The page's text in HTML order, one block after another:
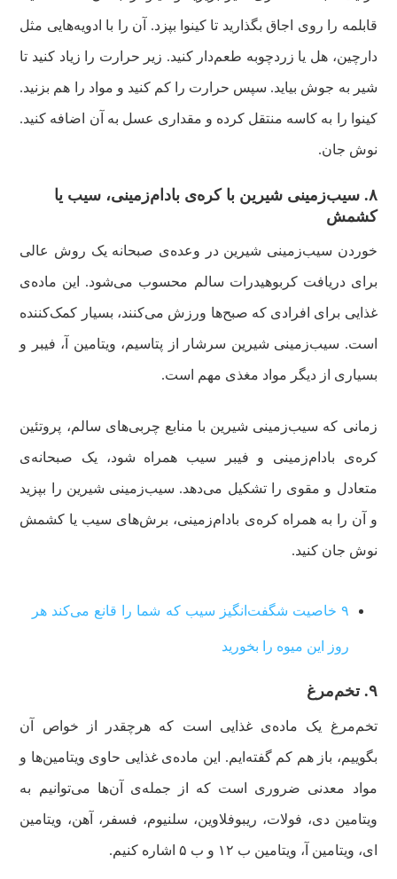
قابلمه را روی اجاق بگذارید تا کینوا بپزد. آن را با ادویه‌هایی مثل
دارچین، هل یا زردچوبه طعم‌دار کنید. زیر حرارت را زیاد کنید تا
شیر به جوش بیاید. سپس حرارت را کم کنید و مواد را هم بزنید.
کینوا را به کاسه منتقل کرده و مقداری عسل به آن اضافه کنید.
نوش جان.
۸. سیب‌زمینی شیرین با کره‌ی بادام‌زمینی، سیب یا
کشمش
خوردن سیب‌زمینی شیرین در وعده‌ی صبحانه یک روش عالی
برای دریافت کربوهیدرات سالم محسوب می‌شود. این ماده‌ی
غذایی برای افرادی که صبح‌ها ورزش می‌کنند، بسیار کمک‌کننده
است. سیب‌زمینی شیرین سرشار از پتاسیم، ویتامین آ، فیبر و
بسیاری از دیگر مواد مغذی مهم است‌.
زمانی که سیب‌زمینی شیرین با منابع چربی‌های سالم، پروتئین
کره‌ی بادام‌زمینی و فیبر سیب همراه شود، یک صبحانه‌ی
متعادل و مقوی را تشکیل می‌دهد. سیب‌زمینی شیرین را بپزید
و آن را به همراه کره‌ی بادام‌زمینی، برش‌های سیب یا کشمش
نوش جان کنید.
۹ خاصیت شگفت‌انگیز سیب که شما را قانع می‌کند هر
روز این میوه را بخورید
۹. تخم‌مرغ
تخم‌مرغ یک ماده‌ی غذایی است که هرچقدر از خواص آن
بگوییم، باز هم کم گفته‌ایم. این ماده‌ی غذایی حاوی ویتامین‌ها و
مواد معدنی ضروری است که از جمله‌ی آن‌ها می‌توانیم به
ویتامین دی، فولات، ریبوفلاوین، سلنیوم، فسفر، آهن، ویتامین
ای، ویتامین آ، ویتامین ب ۱۲ و ب ۵ اشاره کنیم.